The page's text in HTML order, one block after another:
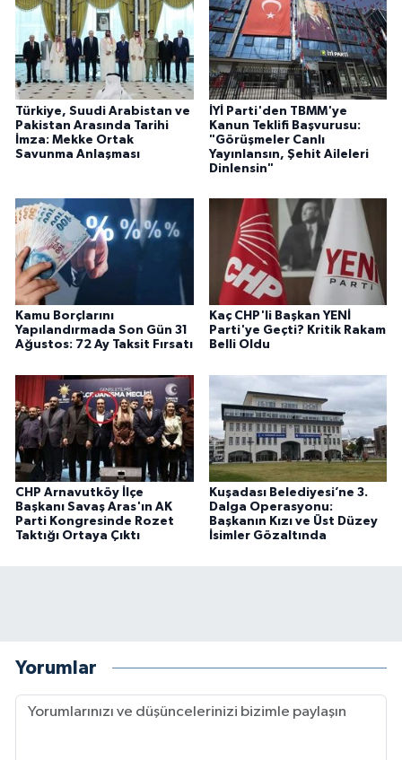
Türkiye, Suudi Arabistan ve
Pakistan Arasında Tarihi
İmza: Mekke Ortak
Savunma Anlaşması
İYİ Parti'den TBMM'ye
Kanun Teklifi Başvurusu:
"Görüşmeler Canlı
Yayınlansın, Şehit Aileleri
Dinlensin"
Kamu Borçlarını
Yapılandırmada Son Gün 31
Ağustos: 72 Ay Taksit Fırsatı
Kaç CHP'li Başkan YENİ
Parti'ye Geçti? Kritik Rakam
Belli Oldu
CHP Arnavutköy İlçe
Başkanı Savaş Aras'ın AK
Parti Kongresinde Rozet
Taktığı Ortaya Çıktı
Kuşadası Belediyesi’ne 3.
Dalga Operasyonu:
Başkanın Kızı ve Üst Düzey
İsimler Gözaltında
Yorumlar